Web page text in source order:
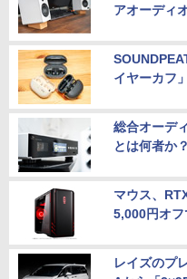
アオーディ
イヤーカフ
総合オーデ
とは何者か？
マウス、
5,000円オフ
レイズのプ